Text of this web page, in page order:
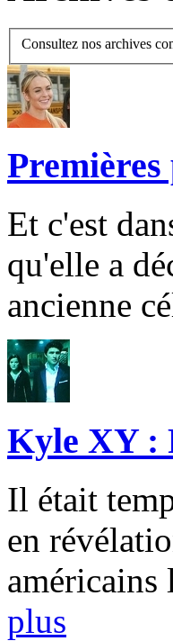
Consultez nos archives
Et c'est
qu'elle a
ancienne
Kyle XY :
Il était
en
plus